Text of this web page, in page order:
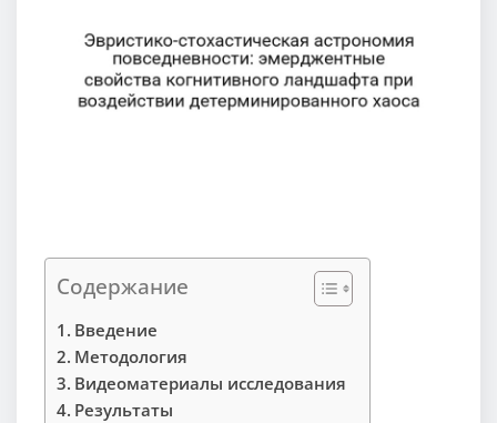
Содержание
Введение
Методология
Видеоматериалы исследования
Результаты